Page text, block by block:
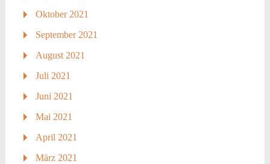
Oktober 2021
September 2021
August 2021
Juli 2021
Juni 2021
Mai 2021
April 2021
März 2021